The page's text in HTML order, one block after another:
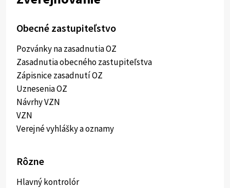
Obecné zastupiteľstvo
Pozvánky na zasadnutia OZ
Zasadnutia obecného zastupiteľstva
Zápisnice zasadnutí OZ
Uznesenia OZ
Návrhy VZN
VZN
Verejné vyhlášky a oznamy
Rôzne
Hlavný kontrolór